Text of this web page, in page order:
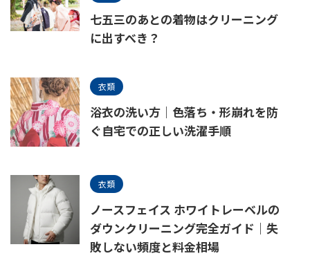
七五三のあとの着物はクリーニング
に出すべき？
衣類
浴衣の洗い方｜色落ち・形崩れを防
ぐ自宅での正しい洗濯手順
衣類
ノースフェイス ホワイトレーベルの
ダウンクリーニング完全ガイド｜失
敗しない頻度と料金相場